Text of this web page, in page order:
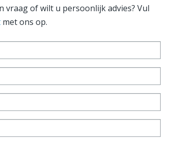
vraag of wilt u persoonlijk advies? Vul
met ons op.